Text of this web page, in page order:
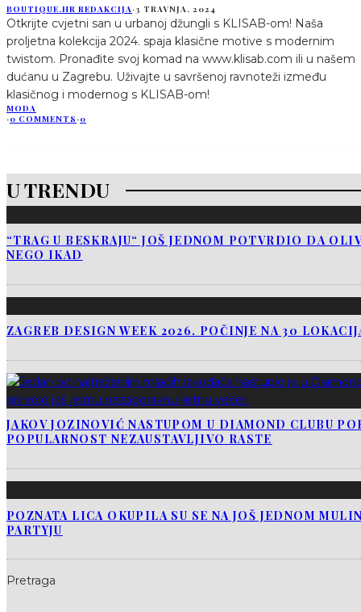
BOUTIQUE.HR REDAKCIJA·3 TRAVNJA, 2024
Otkrijte cvjetni san u urbanoj džungli s KLISAB-om! Naša
proljetna kolekcija 2024. spaja klasične motive s modernim
twistom. Pronađite svoj komad na www.klisab.com ili u našem
dućanu u Zagrebu. Uživajte u savršenoj ravnoteži između
klasičnog i modernog s KLISAB-om!
MODA
·0 COMMENTS ·0
U TRENDU
“TRAG U BESKRAJU“ JOŠ JEDNOM POTVRDIO DA
NEGO IKAD
ZAGREB DESIGN WEEK 2026. POČINJE NA 30
JAKOV JOZINOVIĆ NASTUPOM U DIAMOND CLUBU
POPULARNOST NEZAUSTAVLJIVO RASTE
POZNATA LICA OKUPILA SU SE NA JOŠ JEDNOM
PARTYJU
Pretraga